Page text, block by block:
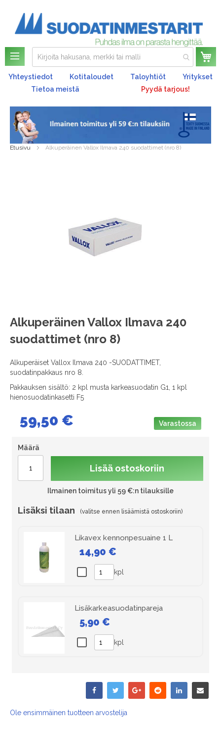
Yhteystiedot Kotitaloudet Taloyhtiöt
Yritykset
Tietoa meistä
Pyydä tarjous!
Etusivu Alkuperäinen Vallox Ilmava 240 suodattimet (nro 8)
Alkuperäinen Vallox Ilmava 240
suodattimet (nro 8)
Alkuperäiset Vallox Ilmava 240 -SUODATTIMET,
suodatinpakkaus nro 8.
Pakkauksen sisältö: 2 kpl musta karkeasuodatin G1, 1 kpl
hienosuodatinkasetti F5
59,50 € Varastossa
Määrä
Lisää ostoskoriin
Ilmainen toimitus yli 59 €:n tilauksille
Lisäksi tilaan
Likavex kennonpesuaine 1 L
14,90 €
kpl
Lisäkarkeasuodatinpareja
5,90 €
kpl
Ole ensimmäinen tuotteen arvostelija
Skip
to
the
of
gallery